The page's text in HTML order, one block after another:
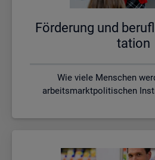
För­de­rung und
ta­ti­on
Wie viele Menschen
arbeitsmarktpolitischen